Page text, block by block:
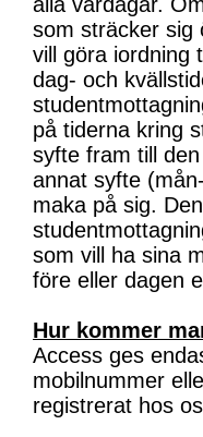
som sträcker sig
vill göra iordning
dag- och
på tiderna kring
syfte fram till
annat syfte
maka på sig.
som vill ha sina
före eller dagen
Hur kommer
Access ges
mobilnummer
registrerat hos